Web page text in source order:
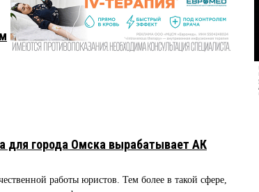
для города Омска вырабатывает АК
работы юристов. Тем более в такой сфере,